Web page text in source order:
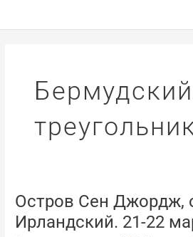
Бермудский
Остров Сен Джордж,
Ирландский. 21-22
Остров
Сен
Джордж,